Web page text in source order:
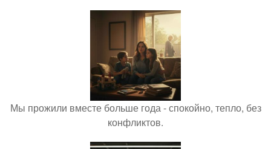
Мы прожили вместе больше года - спокойно, тепло, без
конфликтов.